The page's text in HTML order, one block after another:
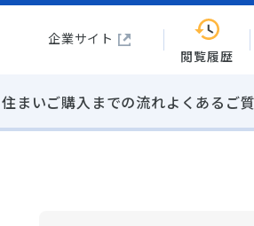
企業サイト
閲覧履歴
住まいご購入までの流れよくあるご